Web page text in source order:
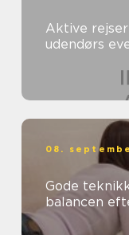
Aktive
udendørs
08.
Gode
balancen